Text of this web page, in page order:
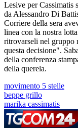
Lesive per Cassimatis
da Alessandro Di
Corriere della sera
linea con la nostra
ritrovarseli nel gruppo
questa decisione".
della conferenza
della querela.
movimento 5 stelle
beppe grillo
marika cassimatis